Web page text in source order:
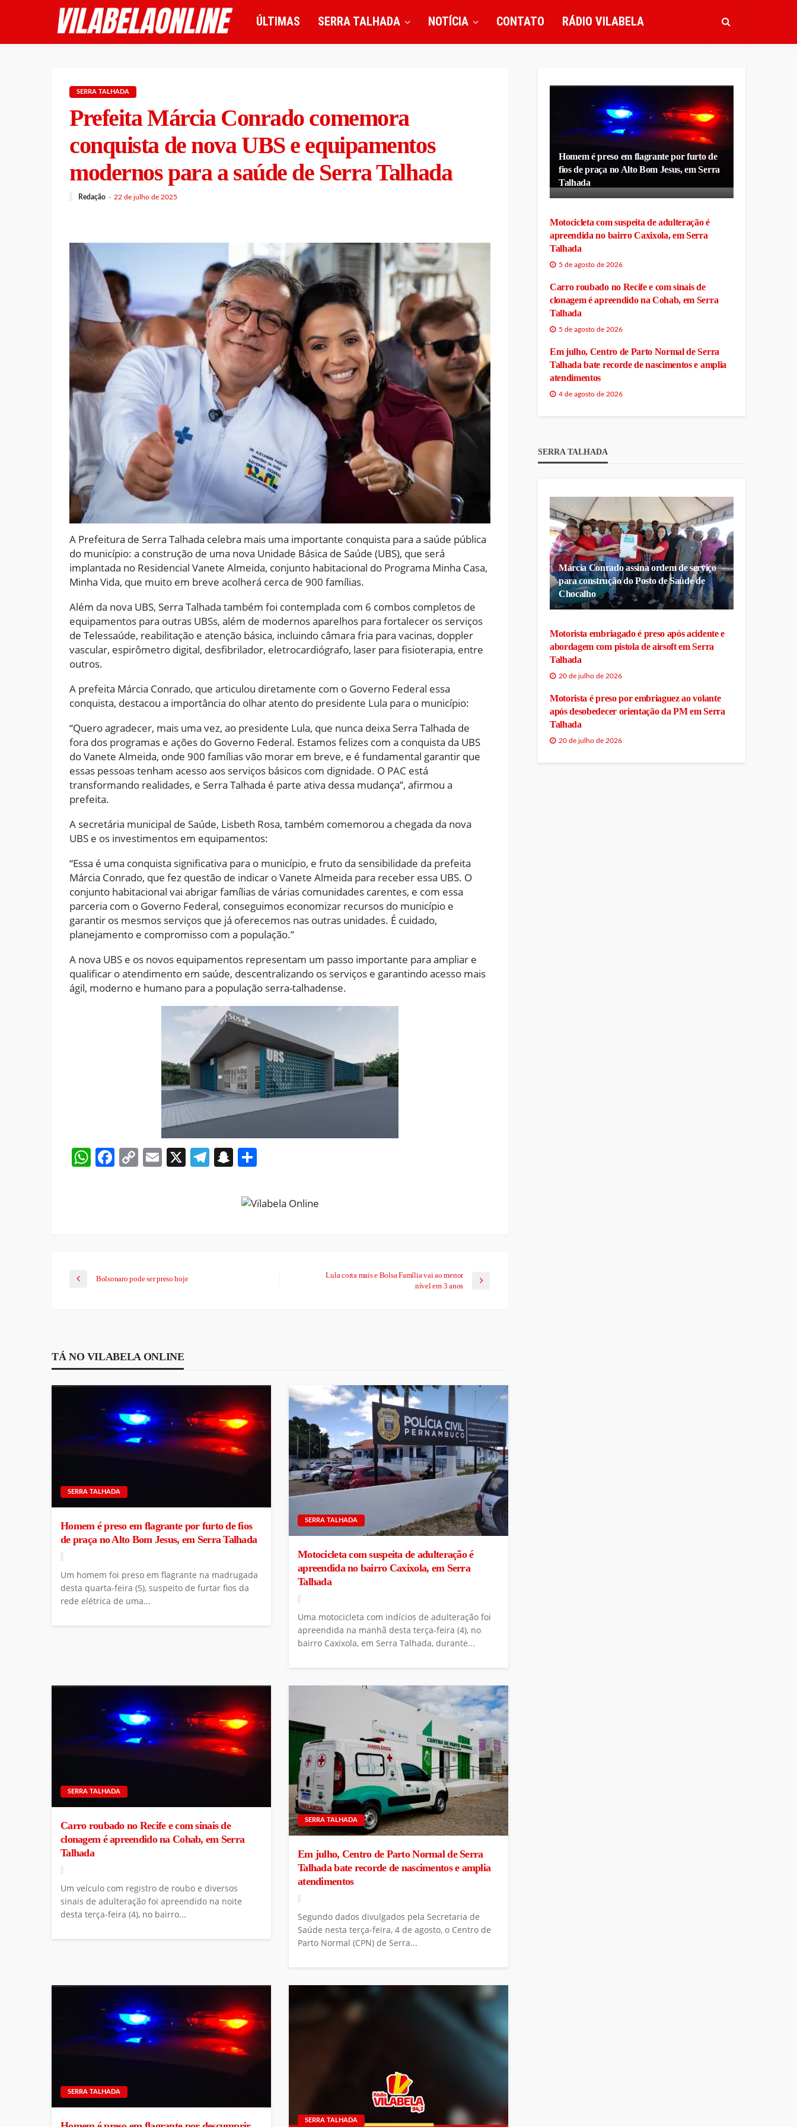
ÚLTIMAS SERRA TALHADA NOTÍCIA CONTATO RÁDIO VILABELA
SERRA TALHADA
Prefeita Márcia Conrado comemora
conquista de nova UBS e equipamentos
modernos para a saúde de Serra Talhada
Redação 22 de julho de 2025
A Prefeitura de Serra Talhada celebra mais uma importante conquista para a saúde pública
do município: a construção de uma nova Unidade Básica de Saúde (UBS), que será
implantada no Residencial Vanete Almeida, conjunto habitacional do Programa Minha Casa,
Minha Vida, que muito em breve acolherá cerca de 900 famílias.
Além da nova UBS, Serra Talhada também foi contemplada com 6 combos completos de
equipamentos para outras UBSs, além de modernos aparelhos para fortalecer os serviços
de Telessaúde, reabilitação e atenção básica, incluindo câmara fria para vacinas, doppler
vascular, espirômetro digital, desfibrilador, eletrocardiógrafo, laser para fisioterapia, entre
outros.
A prefeita Márcia Conrado, que articulou diretamente com o Governo Federal essa
conquista, destacou a importância do olhar atento do presidente Lula para o município:
“Quero agradecer, mais uma vez, ao presidente Lula, que nunca deixa Serra Talhada de
fora dos programas e ações do Governo Federal. Estamos felizes com a conquista da UBS
do Vanete Almeida, onde 900 famílias vão morar em breve, e é fundamental garantir que
essas pessoas tenham acesso aos serviços básicos com dignidade. O PAC está
transformando realidades, e Serra Talhada é parte ativa dessa mudança”, afirmou a
prefeita.
A secretária municipal de Saúde, Lisbeth Rosa, também comemorou a chegada da nova
UBS e os investimentos em equipamentos:
“Essa é uma conquista significativa para o município, e fruto da sensibilidade da prefeita
Márcia Conrado, que fez questão de indicar o Vanete Almeida para receber essa UBS. O
conjunto habitacional vai abrigar famílias de várias comunidades carentes, e com essa
parceria com o Governo Federal, conseguimos economizar recursos do município e
garantir os mesmos serviços que já oferecemos nas outras unidades. É cuidado,
planejamento e compromisso com a população.”
A nova UBS e os novos equipamentos representam um passo importante para ampliar e
qualificar o atendimento em saúde, descentralizando os serviços e garantindo acesso mais
ágil, moderno e humano para a população serra-talhadense.
WhatsApp
Facebook
CopyEmail
X Telegram
Snapchat
Bolsonaro pode ser preso hoje
Lula corta mais e Bolsa Família vai ao menor
nível em 3 anos
TÁ NO VILABELA ONLINE
SERRA TALHADA
Homem é preso em flagrante por furto de fios
de praça no Alto Bom Jesus, em Serra Talhada
Um homem foi preso em flagrante na madrugada
desta quarta-feira (5), suspeito de furtar fios da
rede elétrica de uma...
SERRA TALHADA
Motocicleta com suspeita de adulteração é
apreendida no bairro Caxixola, em Serra
Talhada
Uma motocicleta com indícios de adulteração foi
apreendida na manhã desta terça-feira (4), no
bairro Caxixola, em Serra Talhada, durante...
SERRA TALHADA
Carro roubado no Recife e com sinais de
clonagem é apreendido na Cohab, em Serra
Talhada
Um veículo com registro de roubo e diversos
sinais de adulteração foi apreendido na noite
desta terça-feira (4), no bairro...
SERRA TALHADA
Em julho, Centro de Parto Normal de Serra
Talhada bate recorde de nascimentos e amplia
atendimentos
Segundo dados divulgados pela Secretaria de
Saúde nesta terça-feira, 4 de agosto, o Centro de
Parto Normal (CPN) de Serra...
SERRA TALHADA
SERRA TALHADA
Homem é preso em flagrante por furto de
fios de praça no Alto Bom Jesus, em Serra
Talhada
Motocicleta com suspeita de adulteração é
apreendida no bairro Caxixola, em Serra
Talhada
5 de agosto de 2026
Carro roubado no Recife e com sinais de
clonagem é apreendido na Cohab, em Serra
Talhada
5 de agosto de 2026
Em julho, Centro de Parto Normal de Serra
Talhada bate recorde de nascimentos e amplia
atendimentos
4 de agosto de 2026
SERRA TALHADA
Márcia Conrado assina ordem de serviço
para construção do Posto de Saúde de
Chocalho
Motorista embriagado é preso após acidente e
abordagem com pistola de airsoft em Serra
Talhada
20 de julho de 2026
Motorista é preso por embriaguez ao volante
após desobedecer orientação da PM em Serra
Talhada
20 de julho de 2026